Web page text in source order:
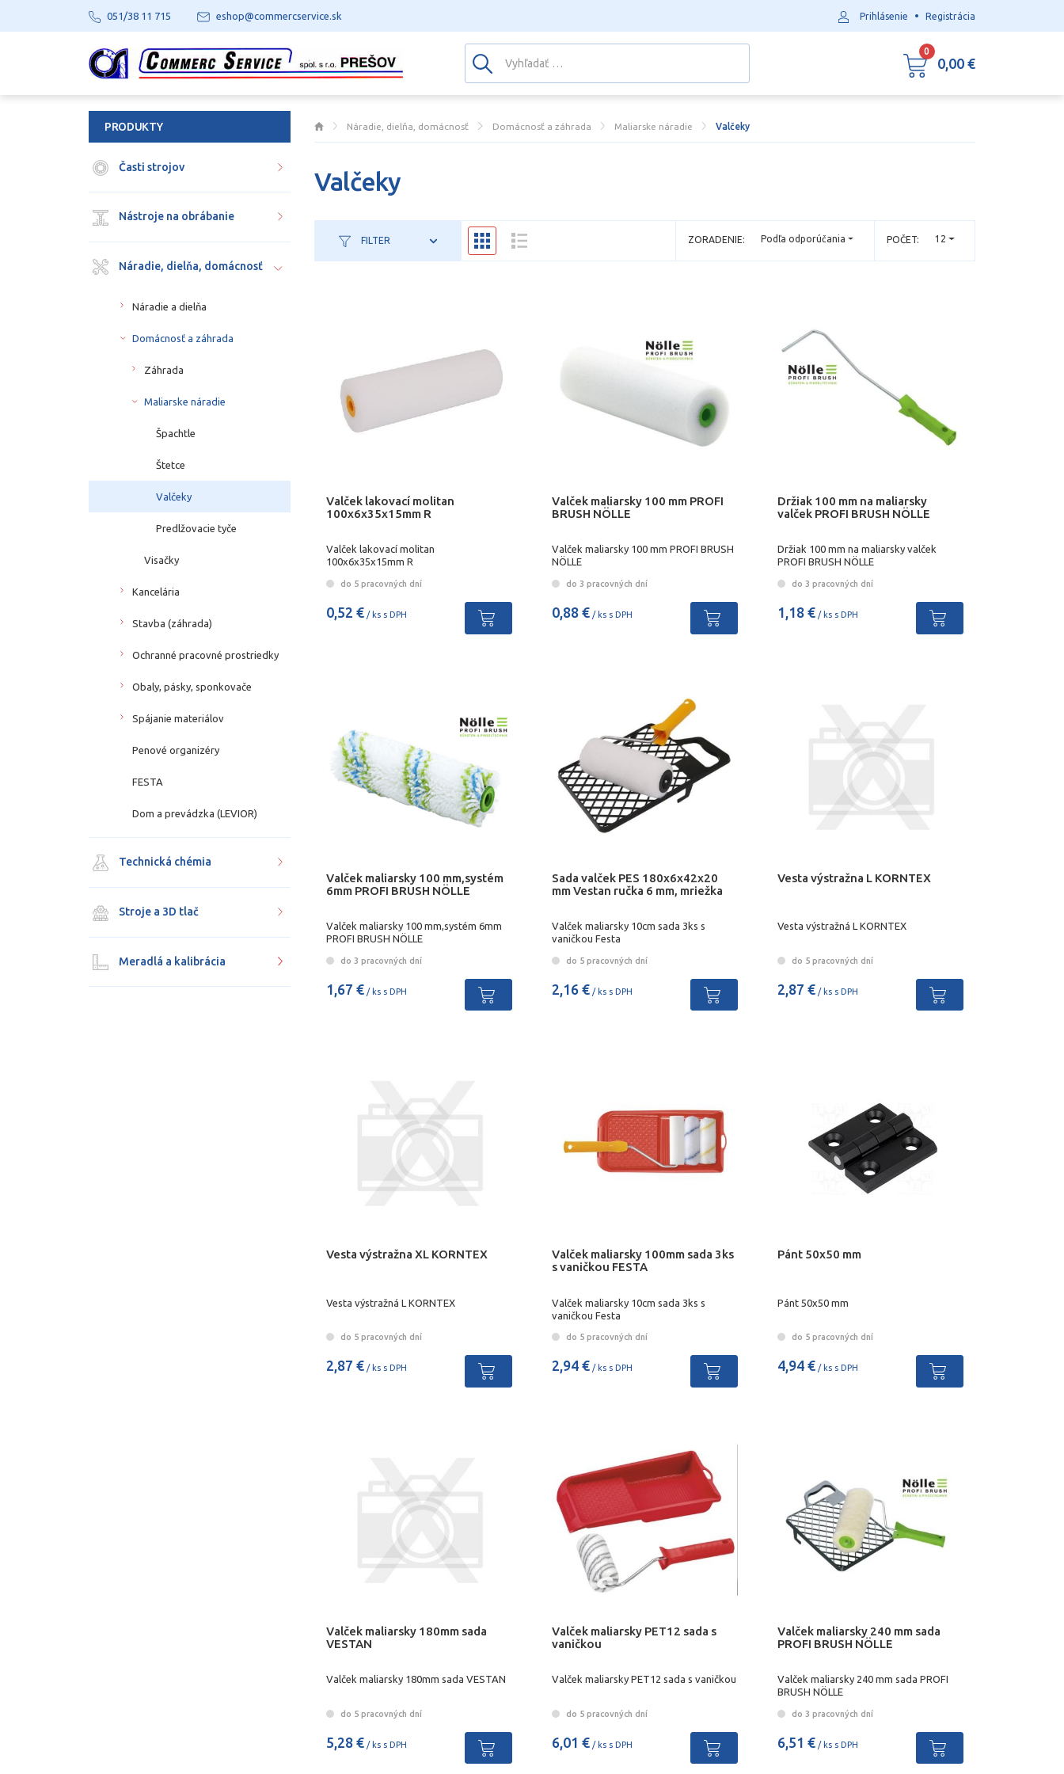
Náradie, dielňa, domácnosť Domácnosť a záhrada Maliarske náradie Valčeky
Valčeky
FILTER POČET: 12
ZORADENIE: Podľa odporúčania
Valček lakovací molitan
100x6x35x15mm R
Valček lakovací molitan
100x6x35x15mm R
do 5 pracovných dní
0,52 € / ks s DPH
Valček maliarsky 100 mm PROFI
BRUSH NÖLLE
Valček maliarsky 100 mm PROFI BRUSH
NÖLLE
do 3 pracovných dní
0,88 €/ ks s DPH
Držiak 100 mm na maliarsky
valček PROFI BRUSH NÖLLE
Držiak 100 mm na maliarsky valček
PROFI BRUSH NÖLLE
do 3 pracovných dní
1,18 €/ ks s DPH
Valček maliarsky 100 mm,systém
6mm PROFI BRUSH NÖLLE
Valček maliarsky 100 mm,systém 6mm
PROFI BRUSH NÖLLE
do 3 pracovných dní
1,67 € / ks s DPH
Sada valček PES 180x6x42x20
mm Vestan ručka 6 mm, mriežka
Valček maliarsky 10cm sada 3ks s
vaničkou Festa
do 5 pracovných dní
2,16 €/ ks s DPH
Vesta výstražna L KORNTEX
Vesta výstražná L KORNTEX
do 5 pracovných dní
2,87 €/ ks s DPH
Vesta výstražna XL KORNTEX
Vesta výstražná L KORNTEX
do 5 pracovných dní
2,87 € / ks s DPH
Valček maliarsky 100mm sada 3ks
s vaničkou FESTA
Valček maliarsky 10cm sada 3ks s
vaničkou Festa
do 5 pracovných dní
2,94 €/ ks s DPH
Pánt 50x50 mm
Pánt 50x50 mm
do 5 pracovných dní
4,94 €/ ks s DPH
Valček maliarsky 180mm sada
VESTAN
Valček maliarsky 180mm sada VESTAN
do 5 pracovných dní
5,28 € / ks s DPH
Valček maliarsky PET12 sada s
vaničkou
Valček maliarsky PET12 sada s vaničkou
do 5 pracovných dní
6,01 €/ ks s DPH
Valček maliarsky 240 mm sada
PROFI BRUSH NÖLLE
Valček maliarsky 240 mm sada PROFI
BRUSH NÖLLE
do 3 pracovných dní
6,51 €/ ks s DPH
PRODUKTY
Časti strojov
Nástroje na obrábanie
Náradie, dielňa, domácnosť
Náradie a dielňa
Domácnosť a záhrada
Záhrada
Maliarske náradie
Špachtle
Štetce
Valčeky
Predlžovacie tyče
Visačky
Kancelária
Stavba (záhrada)
Ochranné pracovné prostriedky
Obaly, pásky, sponkovače
Spájanie materiálov
Penové organizéry
FESTA
Dom a prevádzka (LEVIOR)
Technická chémia
Stroje a 3D tlač
Meradlá a kalibrácia
051/38 11 715 eshop@commercservice.sk Prihlásenie • Registrácia
0
0,00 €